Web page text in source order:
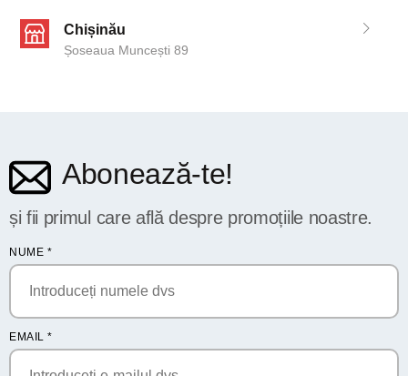
Chișinău
Șoseaua Muncești 89
Abonează-te!
și fii primul care află despre promoțiile noastre.
NUME *
EMAIL *